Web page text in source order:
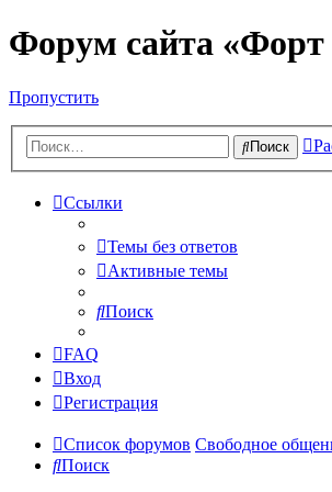
Форум сайта «Форт
Пропустить
Поиск
Ссылки
Темы без ответов
Активные темы
Поиск
FAQ
Вход
Регистрация
Список форумов Свободное
Поиск